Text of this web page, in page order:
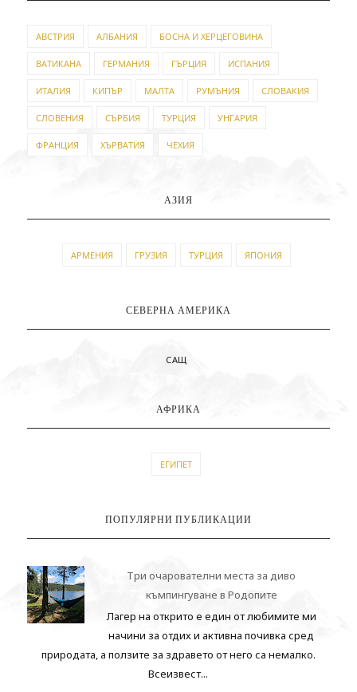
АВСТРИЯ АЛБАНИЯ БОСНА И ХЕРЦЕГОВИНА
ВАТИКАНА ГЕРМАНИЯ ГЪРЦИЯ ИСПАНИЯ
ИТАЛИЯ КИПЪР МАЛТА РУМЪНИЯ СЛОВАКИЯ
СЛОВЕНИЯ СЪРБИЯ ТУРЦИЯ УНГАРИЯ
ФРАНЦИЯ ХЪРВАТИЯ ЧЕХИЯ
АЗИЯ
АРМЕНИЯ ГРУЗИЯ ТУРЦИЯ ЯПОНИЯ
СЕВЕРНА АМЕРИКА
САЩ
АФРИКА
ЕГИПЕТ
ПОПУЛЯРНИ ПУБЛИКАЦИИ
Три очарователни места за диво
къмпингуване в Родопите
Лагер на открито е един от любимите ми
начини за отдих и активна почивка сред
природата, а ползите за здравето от него са немалко.
Всеизвест...